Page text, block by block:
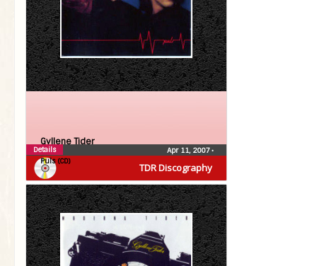
TDR Discography
Gyllene Tider
Puls (CD)
Apr 11, 2007•
Details